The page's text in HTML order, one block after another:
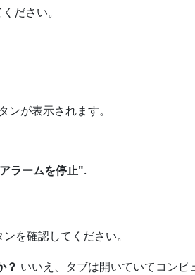
ださい。
ンが表示されます。
ラームを停止".
を確認してください。
？ いいえ、タブは開いていてコンピ